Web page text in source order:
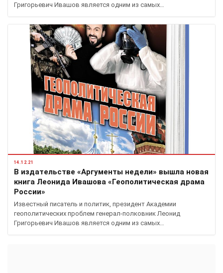
Григорьевич Ивашов является одним из самых…
14.12.21
В издательстве «Аргументы недели» вышла новая
книга Леонида Ивашова «Геополитическая драма
России»
Известный писатель и политик, президент Академии
геополитических проблем генерал-полковник Леонид
Григорьевич Ивашов является одним из самых…